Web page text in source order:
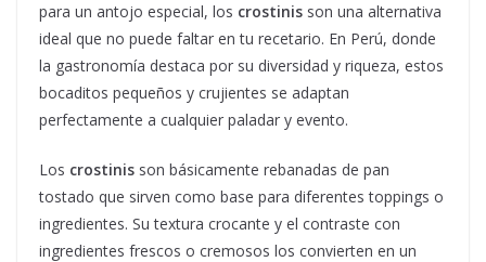
para un antojo especial, los crostinis son una alternativa
ideal que no puede faltar en tu recetario. En Perú, donde
la gastronomía destaca por su diversidad y riqueza, estos
bocaditos pequeños y crujientes se adaptan
perfectamente a cualquier paladar y evento.
Los crostinis son básicamente rebanadas de pan
tostado que sirven como base para diferentes toppings o
ingredientes. Su textura crocante y el contraste con
ingredientes frescos o cremosos los convierten en un